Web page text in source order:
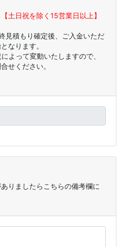
土日祝を除く15営業日以上】
見積もり確定後、ご入金いただ
なります。
よって変動いたしますので、
せください。
りましたらこちらの備考欄に